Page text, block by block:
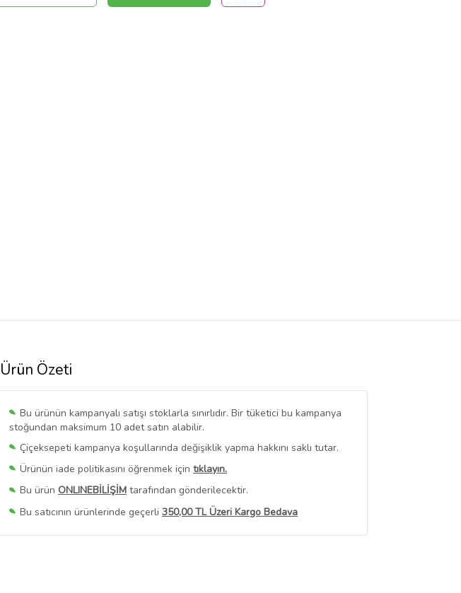
Ürün Özeti
Bu ürünün kampanyalı satışı stoklarla sınırlıdır. Bir tüketici bu kampanya
stoğundan maksimum 10 adet satın alabilir.
Çiçeksepeti kampanya koşullarında değişiklik yapma hakkını saklı tutar.
Ürünün iade politikasını öğrenmek için tıklayın.
Bu ürün ONLINEBİLİŞİM tarafından gönderilecektir.
Bu satıcının ürünlerinde geçerli 350,00 TL Üzeri Kargo Bedava
Bu SatıcınınTüm Ürünlerini Görüntüle